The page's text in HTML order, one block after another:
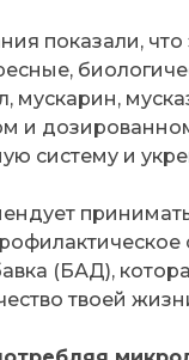
показали, что
мускарин,
и
систему и
(БАД),
твоей